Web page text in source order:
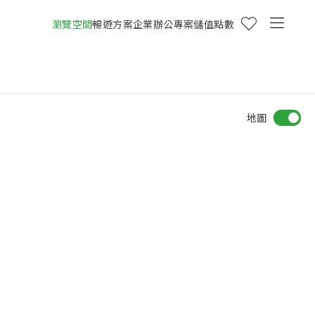
瀏覽空間暢遊方案企業辦公專案儲值點數
地圖